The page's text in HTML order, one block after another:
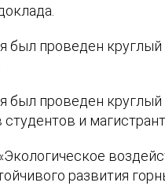
был проведен круглый
был проведен круглый
и
развития